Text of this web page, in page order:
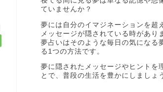
ていませんか？
夢には自分のイマジネーションを超
メッセージが隠されている時があり
夢占いはそのような毎日の気になる
る1つの方法です。
夢に隠されたメッセージやヒントを
とで、普段の生活を豊かにしましょ